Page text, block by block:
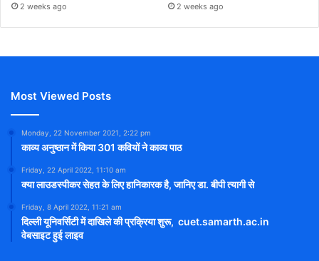
2 weeks ago 2 weeks ago
Most Viewed Posts
Monday, 22 November 2021, 2:22 pm
काव्य अनुष्ठान में किया 301 कवियों ने काव्य पाठ
Friday, 22 April 2022, 11:10 am
क्या लाउडस्पीकर सेहत के लिए हानिकारक है, जानिए डा. बीपी त्यागी से
Friday, 8 April 2022, 11:21 am
दिल्ली यूनिवर्सिटी में दाखिले की प्रक्रिया शुरू, cuet.samarth.ac.in
वेबसाइट हुई लाइव